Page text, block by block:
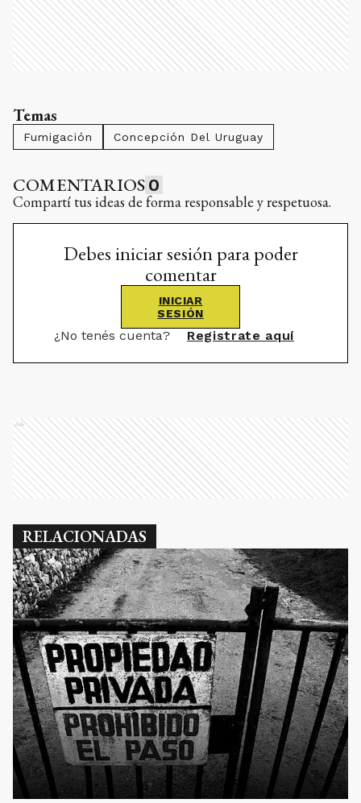
Temas
Fumigación Concepción Del Uruguay
COMENTARIOS 0
Compartí tus ideas de forma responsable y respetuosa.
Debes iniciar sesión para poder
comentar
INICIAR
SESIÓN
¿No tenés cuenta? Registrate aquí
Ads
RELACIONADAS